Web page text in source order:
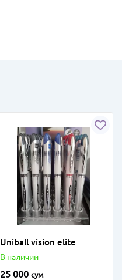
Uniball vision elite
В наличии
25 000 сум